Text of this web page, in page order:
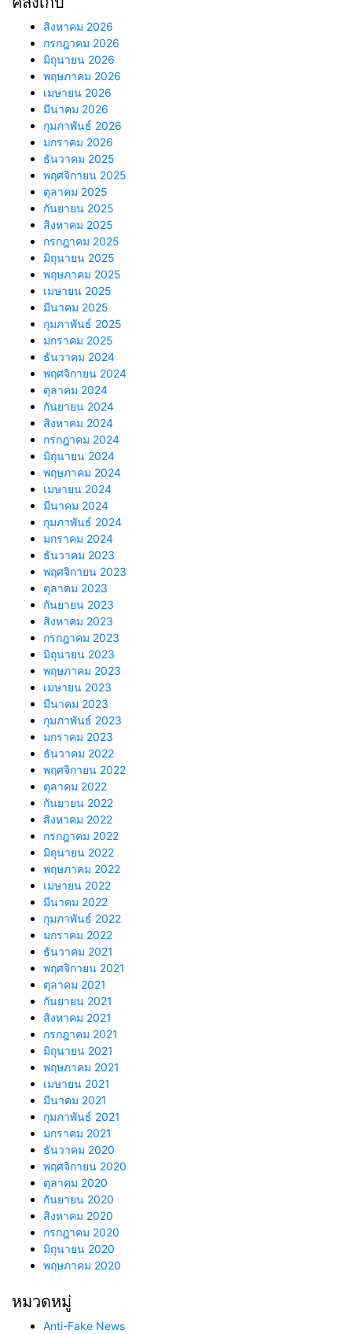
สิงหาคม 2026
กรกฎาคม 2026
มิถุนายน 2026
พฤษภาคม 2026
เมษายน 2026
มีนาคม 2026
กุมภาพันธ์ 2026
มกราคม 2026
ธันวาคม 2025
พฤศจิกายน 2025
ตุลาคม 2025
กันยายน 2025
สิงหาคม 2025
กรกฎาคม 2025
มิถุนายน 2025
พฤษภาคม 2025
เมษายน 2025
มีนาคม 2025
กุมภาพันธ์ 2025
มกราคม 2025
ธันวาคม 2024
พฤศจิกายน 2024
ตุลาคม 2024
กันยายน 2024
สิงหาคม 2024
กรกฎาคม 2024
มิถุนายน 2024
พฤษภาคม 2024
เมษายน 2024
มีนาคม 2024
กุมภาพันธ์ 2024
มกราคม 2024
ธันวาคม 2023
พฤศจิกายน 2023
ตุลาคม 2023
กันยายน 2023
สิงหาคม 2023
กรกฎาคม 2023
มิถุนายน 2023
พฤษภาคม 2023
เมษายน 2023
มีนาคม 2023
กุมภาพันธ์ 2023
มกราคม 2023
ธันวาคม 2022
พฤศจิกายน 2022
ตุลาคม 2022
กันยายน 2022
สิงหาคม 2022
กรกฎาคม 2022
มิถุนายน 2022
พฤษภาคม 2022
เมษายน 2022
มีนาคม 2022
กุมภาพันธ์ 2022
มกราคม 2022
ธันวาคม 2021
พฤศจิกายน 2021
ตุลาคม 2021
กันยายน 2021
สิงหาคม 2021
กรกฎาคม 2021
มิถุนายน 2021
พฤษภาคม 2021
เมษายน 2021
มีนาคม 2021
กุมภาพันธ์ 2021
มกราคม 2021
ธันวาคม 2020
พฤศจิกายน 2020
ตุลาคม 2020
กันยายน 2020
สิงหาคม 2020
กรกฎาคม 2020
มิถุนายน 2020
พฤษภาคม 2020
หมวดหมู่
Anti-Fake News